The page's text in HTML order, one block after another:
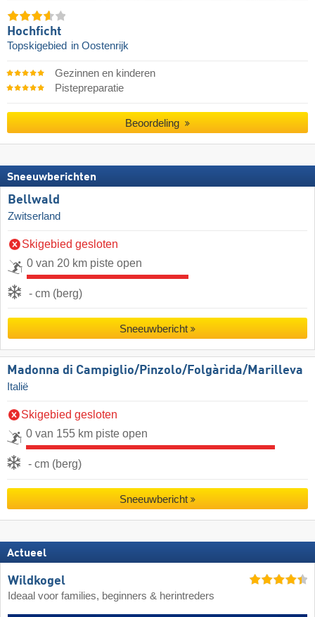
Hochficht
Topskigebied in Oostenrijk
Gezinnen en kinderen
Pistepreparatie
Beoordeling
Sneeuwberichten
Bellwald
Zwitserland
Skigebied gesloten
0 van 20 km piste open
- cm (berg)
Sneeuwbericht
Madonna di Campiglio/​Pinzolo/​Folgàrida/​Marilleva
Italië
Skigebied gesloten
0 van 155 km piste open
- cm (berg)
Sneeuwbericht
Actueel
Wildkogel
Ideaal voor families, beginners & herintreders